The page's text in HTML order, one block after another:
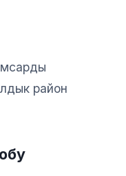
район